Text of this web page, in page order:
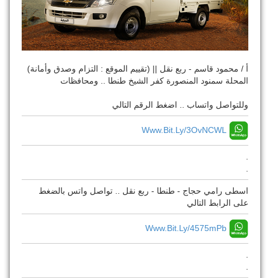
أ / محمود قاسم - ربع نقل || (تقييم الموقع : التزام وصدق وأمانة)
المحلة سمنود المنصورة كفر الشيخ طنطا .. ومحافظات
وللتواصل واتساب .. اضغط الرقم التالي
Www.bit.ly/3OvNCWL
اسطى رامي حجاج - طنطا - ربع نقل .. تواصل واتس بالضغط
على الرابط التالي
Www.bit.ly/4575mPb